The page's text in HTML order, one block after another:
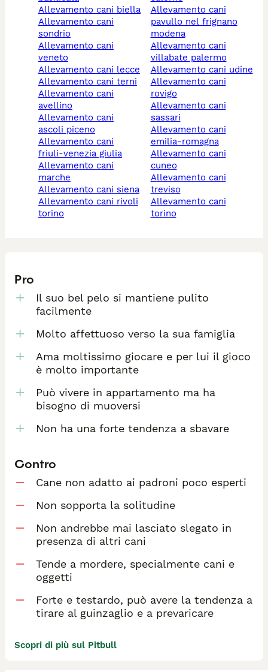
allevamento cani biella
allevamento cani
sondrio
allevamento cani
veneto
allevamento cani lecce
allevamento cani terni
allevamento cani
avellino
allevamento cani
ascoli piceno
allevamento cani
friuli-venezia giulia
allevamento cani
marche
allevamento cani siena
allevamento cani rivoli
torino
allevamento cani
pavullo nel frignano
modena
allevamento cani
villabate palermo
allevamento cani udine
allevamento cani
rovigo
allevamento cani
sassari
allevamento cani
emilia-romagna
allevamento cani
cuneo
allevamento cani
treviso
allevamento cani
torino
Pro
Il suo bel pelo si mantiene pulito
facilmente
Molto affettuoso verso la sua famiglia
Ama moltissimo giocare e per lui il gioco
è molto importante
Può vivere in appartamento ma ha
bisogno di muoversi
Non ha una forte tendenza a sbavare
Contro
Cane non adatto ai padroni poco esperti
Non sopporta la solitudine
Non andrebbe mai lasciato slegato in
presenza di altri cani
Tende a mordere, specialmente cani e
oggetti
Forte e testardo, può avere la tendenza a
tirare al guinzaglio e a prevaricare
Scopri di più sul Pitbull